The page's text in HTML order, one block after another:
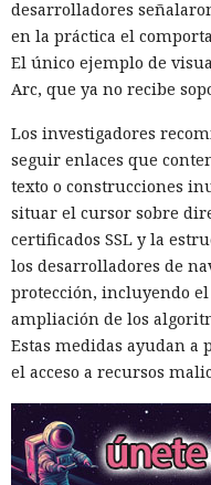
desarrolladores
en la práctica el
El único ejemplo de
Arc, que ya no recibe
Los investigadores
seguir enlaces que
texto o construcciones
situar el cursor sobre
certificados SSL y la
los desarrolladores de
protección, incluyendo
ampliación de los
Estas medidas ayudan a
el acceso a recursos